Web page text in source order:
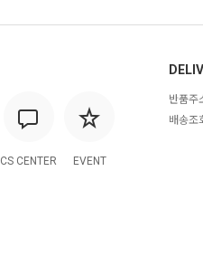
CS CENTER EVENT
반품주
배송조